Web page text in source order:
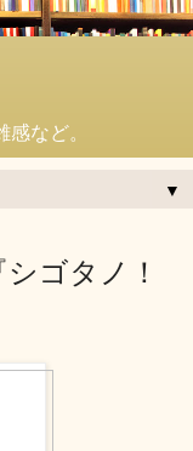
など。
▼
ゴタノ！